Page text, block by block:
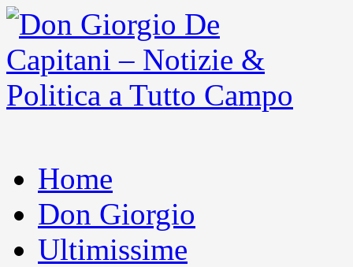
Home
Don Giorgio
Ultimissime